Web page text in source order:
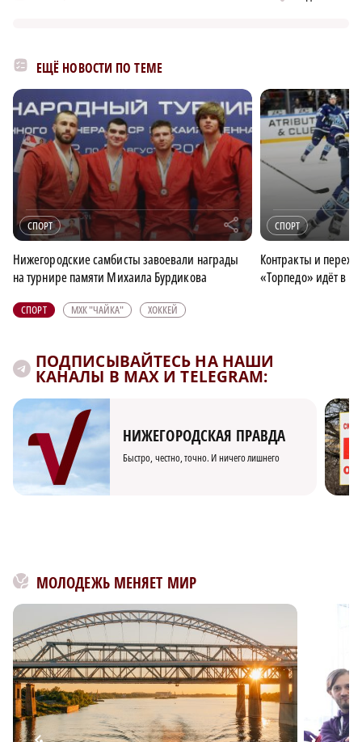
ЕЩЁ НОВОСТИ ПО ТЕМЕ
СПОРТ r
Нижегородские самбисты завоевали награды
на турнире памяти Михаила Бурдикова
СПОРТ
Контракты и
«Торпедо» идёт в
СПОРТ МХК "ЧАЙКА" ХОККЕЙ
ПОДПИСЫВАЙТЕСЬ НА НАШИ
КАНАЛЫ В MAX И TELEGRAM:
НИЖЕГОРОДСКАЯ ПРАВДА
Быстро, честно, точно. И ничего лишнего
МОЛОДЕЖЬ МЕНЯЕТ МИР